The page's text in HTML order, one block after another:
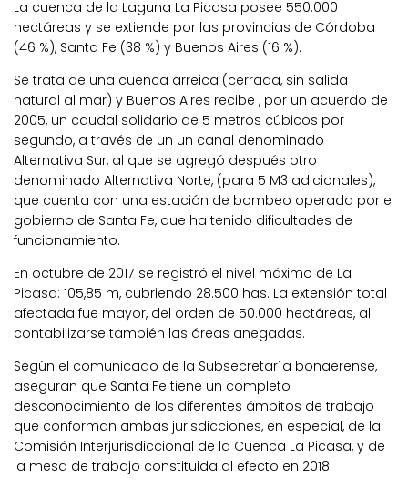
La cuenca de la Laguna La Picasa posee 550.000
hectáreas y se extiende por las provincias de Córdoba
(46 %), Santa Fe (38 %) y Buenos Aires (16 %).
Se trata de una cuenca arreica (cerrada, sin salida
natural al mar) y Buenos Aires recibe , por un acuerdo de
2005, un caudal solidario de 5 metros cúbicos por
segundo, a través de un un canal denominado
Alternativa Sur, al que se agregó después otro
denominado Alternativa Norte, (para 5 M3 adicionales),
que cuenta con una estación de bombeo operada por el
gobierno de Santa Fe, que ha tenido dificultades de
funcionamiento.
En octubre de 2017 se registró el nivel máximo de La
Picasa: 105,85 m, cubriendo 28.500 has. La extensión total
afectada fue mayor, del orden de 50.000 hectáreas, al
contabilizarse también las áreas anegadas.
Según el comunicado de la Subsecretaría bonaerense,
aseguran que Santa Fe tiene un completo
desconocimiento de los diferentes ámbitos de trabajo
que conforman ambas jurisdicciones, en especial, de la
Comisión Interjurisdiccional de la Cuenca La Picasa, y de
la mesa de trabajo constituida al efecto en 2018.